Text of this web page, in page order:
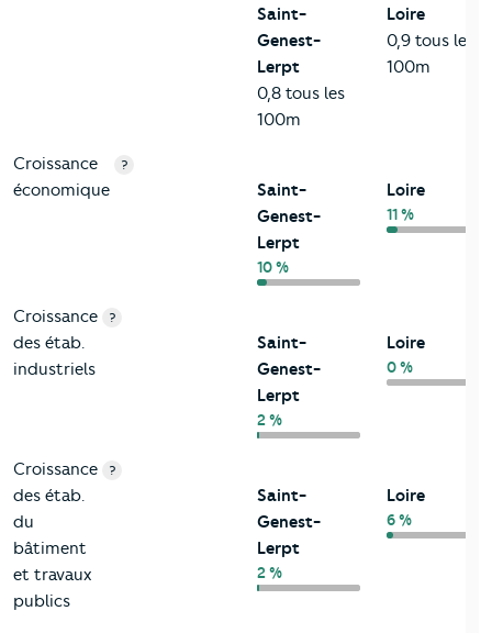
Saint-
Genest-
Lerpt
0,8 tous les
100m
Loire
0,9 tous les
100m
Croissance
économique
?
Saint-
Genest-
Lerpt
10 %
Loire
11 %
Croissance
des étab.
industriels
?
Saint-
Genest-
Lerpt
2 %
Loire
0 %
Croissance
des étab.
du
bâtiment
et travaux
publics
?
Saint-
Genest-
Lerpt
2 %
Loire
6 %